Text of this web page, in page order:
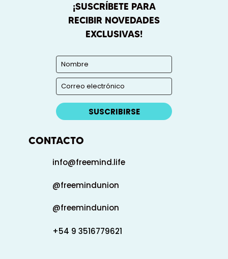
¡SUSCRÍBETE PARA
RECIBIR NOVEDADES
EXCLUSIVAS!
SUSCRIBIRSE
CONTACTO
info@freemind.life
@freemindunion
@freemindunion
+54 9 3516779621